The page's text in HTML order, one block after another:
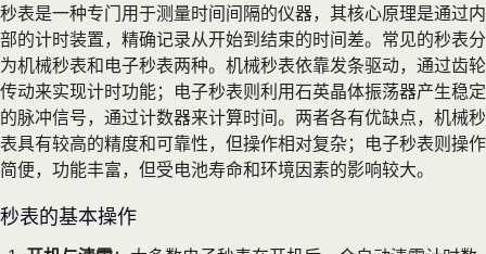
秒表是一种专门用于测量时间间隔的仪器，其核心原理是通过内
部的计时装置，精确记录从开始到结束的时间差。常见的秒表分
为机械秒表和电子秒表两种。机械秒表依靠发条驱动，通过齿轮
传动来实现计时功能；电子秒表则利用石英晶体振荡器产生稳定
的脉冲信号，通过计数器来计算时间。两者各有优缺点，机械秒
表具有较高的精度和可靠性，但操作相对复杂；电子秒表则操作
简便，功能丰富，但受电池寿命和环境因素的影响较大。
秒表的基本操作